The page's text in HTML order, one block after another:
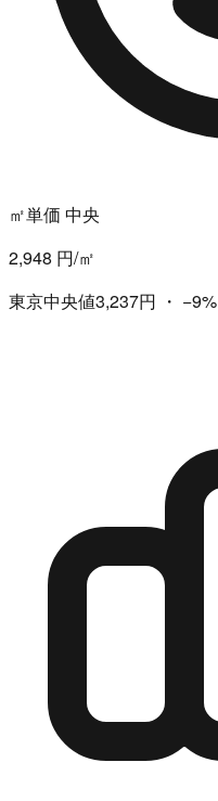
㎡単価 中央
2,948 円/㎡
東京中央値3,237円 ・ −9%